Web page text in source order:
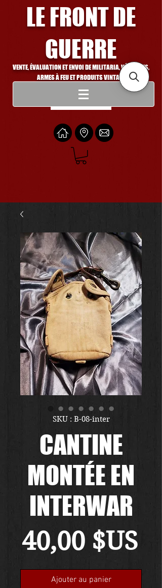
LE FRONT DE
GUERRE
VENTE, ÉVALUATION ET ENVOI DE MILITARIA, VÉHICULES,
ARMES À FEU ET PRODUITS VINTAGE
Se connecter
SKU : B-08-inter
CANTINE
MONTÉE EN
INTERWAR
40,00 $US
Ajouter au panier